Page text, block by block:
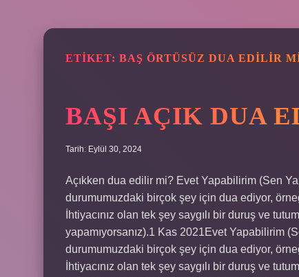
ETIKET: BAŞ ÖRTÜSÜZ DUA EDILIR
BAŞI AÇIK DUA
Tarih: Eylül 30, 2024
Açıkken dua edilir mi? Evet Yapabilirim (Sen
durumumuzdaki birçok şey için dua ediyor,
İhtiyacınız olan tek şey saygılı bir duruş ve
yapamıyorsanız).1 Kas 2021Evet Yapabilirim
durumumuzdaki birçok şey için dua ediyor,
İhtiyacınız olan tek şey saygılı bir duruş ve